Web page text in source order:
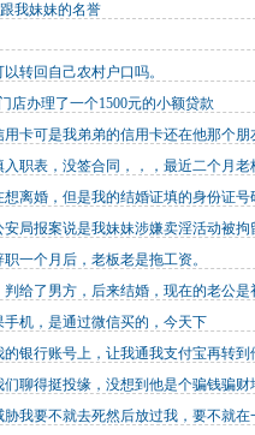
我妹妹的名誉
转回自己农村户口吗。
店办理了一个1500元的小额贷款
卡可是我弟弟的信用卡还在他那个
职表，没签合同，，，最近二个月老
离婚，但是我的结婚证填的身份证号
局报案说是我妹妹涉嫌卖淫活动被拘
一个月后，老板老是拖工资。
给了男方，后来结婚，现在的老公是
机，是通过微信买的，今天下
银行账号上，让我通我支付宝再转
聊得挺投缘，没想到他是个骗钱骗财
我要不就去死然后放过我，要不就在